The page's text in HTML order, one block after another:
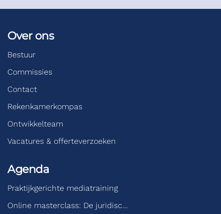
Over ons
Bestuur
Commissies
Contact
Rekenkamerkompas
Ontwikkelteam
Vacatures & offerteverzoeken
Agenda
Praktijkgerichte mediatraining
Online masterclass: De juridisc…